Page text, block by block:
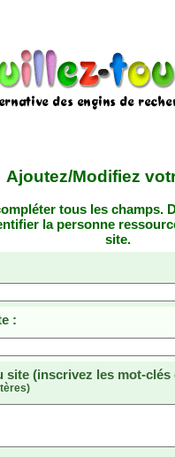
Ajoutez/Modifiez
tous les champs.
la personne
site.
:
site (inscrivez les mot-